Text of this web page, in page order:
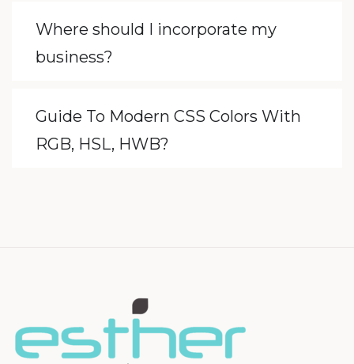
Where should I incorporate my
business?
Guide To Modern CSS Colors With
RGB, HSL, HWB?